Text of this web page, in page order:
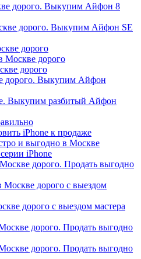
дорого. Выкупим Айфон 8
дорого. Выкупим Айфон SE
дорого
Москве дорого
дорого
дорого. Выкупим Айфон
Выкупим разбитый Айфон
iPhone к продаже
и выгодно в Москве
iPhone
дорого. Продать выгодно
Москве дорого с выездом
дорого с выездом мастера
дорого. Продать выгодно
дорого. Продать выгодно